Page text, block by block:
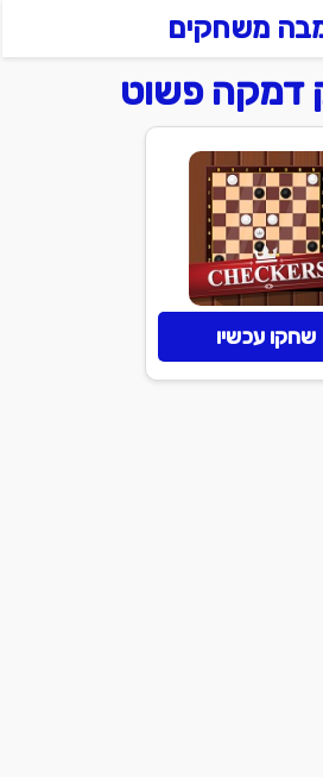
משחקים
דמקה פשוט
שחקו עכשיו